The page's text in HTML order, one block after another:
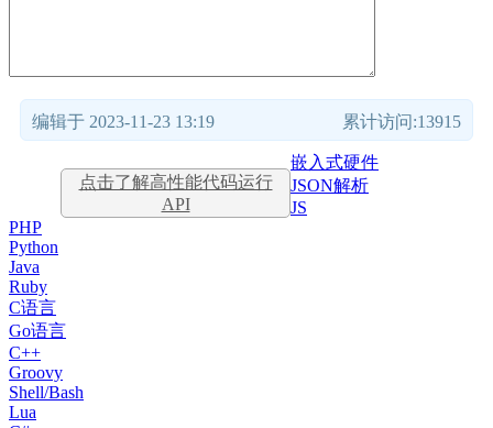
编辑于 2023-11-23 13:19 累计访问:13915
点击了解高性能代码运行
API
嵌入式硬件
JSON解析
JS
PHP
Python
Java
Ruby
C语言
Go语言
C++
Groovy
Shell/Bash
Lua